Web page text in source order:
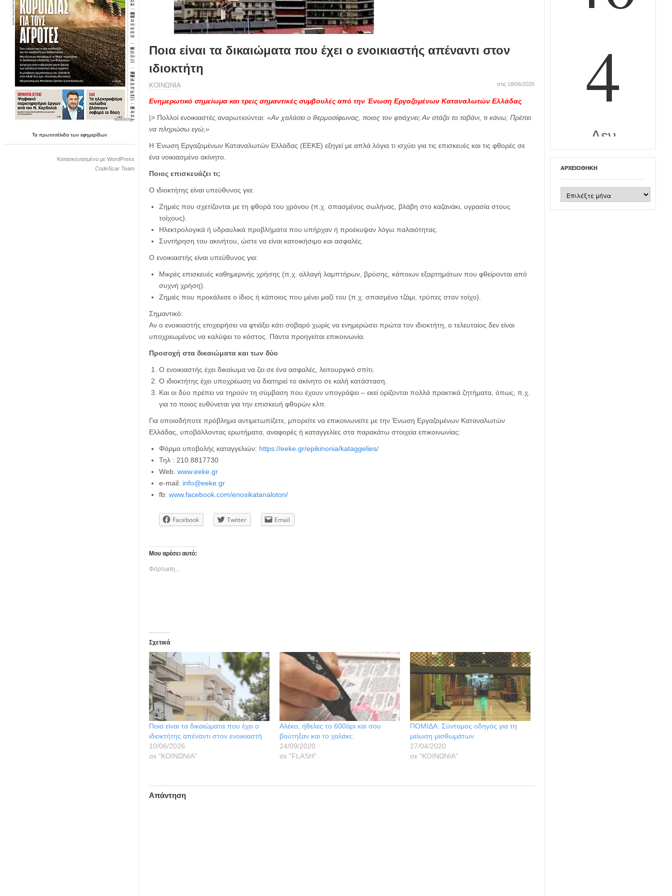
Ταπρωτοσέλιδατωνεφημερίδων
Κατασκευασμένο με WordPress
CodeScar Team
Ποια είναι τα δικαιώματα που έχει ο ενοικιαστής απέναντι στον
ιδιοκτήτη
ΚΟΙΝΩΝΙΑ στις 18/06/2026
Ενημερωτικό σημείωμα και τρεις σημαντικές συμβουλές από την Ένωση Εργαζομένων Καταναλωτών Ελλάδας
|> Πολλοί ενοικιαστές αναρωτιούνται: «Αν χαλάσει ο θερμοσίφωνας, ποιος τον φτιάχνει; Αν στάζει το ταβάνι, τι κάνω; Πρέπει
να πληρώσω εγώ;»
Η Ένωση Εργαζομένων Καταναλωτών Ελλάδας (ΕΕΚΕ) εξηγεί με απλά λόγια τι ισχύει για τις επισκευές και τις φθορές σε
ένα νοικιασμένο ακίνητο.
Ποιος επισκευάζει τι;
Ο ιδιοκτήτης είναι υπεύθυνος για:
Ζημιές που σχετίζονται με τη φθορά του χρόνου (π.χ. σπασμένος σωλήνας, βλάβη στο καζανάκι, υγρασία στους
τοίχους).
Ηλεκτρολογικά ή υδραυλικά προβλήματα που υπήρχαν ή προέκυψαν λόγω παλαιότητας.
Συντήρηση του ακινήτου, ώστε να είναι κατοικήσιμο και ασφαλές.
Ο ενοικιαστής είναι υπεύθυνος για:
Μικρές επισκευές καθημερινής χρήσης (π.χ. αλλαγή λαμπτήρων, βρύσης, κάποιων εξαρτημάτων που φθείρονται από
συχνή χρήση).
Ζημιές που προκάλεσε ο ίδιος ή κάποιος που μένει μαζί του (π.χ. σπασμένο τζάμι, τρύπες στον τοίχο).
Σημαντικό:
Αν ο ενοικιαστής επιχειρήσει να φτιάξει κάτι σοβαρό χωρίς να ενημερώσει πρώτα τον ιδιοκτήτη, ο τελευταίος δεν είναι
υποχρεωμένος να καλύψει το κόστος. Πάντα προηγείται επικοινωνία.
Προσοχή στα δικαιώματα και των δύο
Ο ενοικιαστής έχει δικαίωμα να ζει σε ένα ασφαλές, λειτουργικό σπίτι.
Ο ιδιοκτήτης έχει υποχρέωση να διατηρεί το ακίνητο σε καλή κατάσταση.
Και οι δύο πρέπει να τηρούν τη σύμβαση που έχουν υπογράψει – εκεί ορίζονται πολλά πρακτικά ζητήματα, όπως, π.χ.
για το ποιος ευθύνεται για την επισκευή φθορών κλπ.
Για οποιοδήποτε πρόβλημα αντιμετωπίζετε, μπορείτε να επικοινωνείτε με την Ένωση Εργαζομένων Καταναλωτών
Ελλάδας, υποβάλλοντας ερωτήματα, αναφορές ή καταγγελίες στα παρακάτω στοιχεία επικοινωνίας:
Φόρμα υποβολής καταγγελιών: https://eeke.gr/epikinonia/kataggelies/
Τηλ : 210.8817730
Web: www.eeke.gr
e-mail: info@eeke.gr
fb: www.facebook.com/enosikatanaloton/
Facebook Twitter Email
Μου αρέσει αυτό:
Φόρτωση...
Σχετικά
Ποια είναι τα δικαιώματα που έχει ο
ιδιοκτήτης απέναντι στον ενοικιαστή
10/06/2026
σε "ΚΟΙΝΩΝΙΑ"
Αλέκο, ήθελες το 600άρι και σου
βούτηξαν και το χαλάκι;
24/09/2020
σε "FLASH"
ΠΟΜΙΔΑ: Σύντομος οδηγός για τη
μείωση μισθωμάτων
27/04/2020
σε "ΚΟΙΝΩΝΙΑ"
Απάντηση
ΑΡΧΕΙΟΘΉΚΗ